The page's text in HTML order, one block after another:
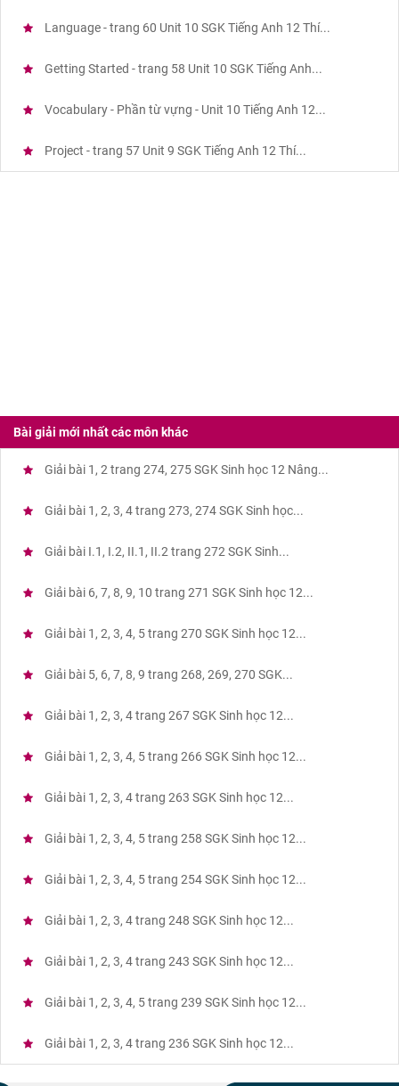
Language - trang 60 Unit 10 SGK Tiếng Anh 12 Thí...
Getting Started - trang 58 Unit 10 SGK Tiếng Anh...
Vocabulary - Phần từ vựng - Unit 10 Tiếng Anh 12...
Project - trang 57 Unit 9 SGK Tiếng Anh 12 Thí...
Bài giải mới nhất các môn khác
Giải bài 1, 2 trang 274, 275 SGK Sinh học 12 Nâng...
Giải bài 1, 2, 3, 4 trang 273, 274 SGK Sinh học...
Giải bài I.1, I.2, II.1, II.2 trang 272 SGK Sinh...
Giải bài 6, 7, 8, 9, 10 trang 271 SGK Sinh học 12...
Giải bài 1, 2, 3, 4, 5 trang 270 SGK Sinh học 12...
Giải bài 5, 6, 7, 8, 9 trang 268, 269, 270 SGK...
Giải bài 1, 2, 3, 4 trang 267 SGK Sinh học 12...
Giải bài 1, 2, 3, 4, 5 trang 266 SGK Sinh học 12...
Giải bài 1, 2, 3, 4 trang 263 SGK Sinh học 12...
Giải bài 1, 2, 3, 4, 5 trang 258 SGK Sinh học 12...
Giải bài 1, 2, 3, 4, 5 trang 254 SGK Sinh học 12...
Giải bài 1, 2, 3, 4 trang 248 SGK Sinh học 12...
Giải bài 1, 2, 3, 4 trang 243 SGK Sinh học 12...
Giải bài 1, 2, 3, 4, 5 trang 239 SGK Sinh học 12...
Giải bài 1, 2, 3, 4 trang 236 SGK Sinh học 12...